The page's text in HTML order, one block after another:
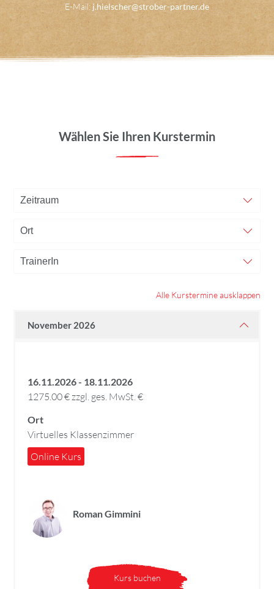
E-Mail: j.hielscher@strober-partner.de
Wählen Sie Ihren Kurstermin
Alle Kurstermine ausklappen
November 2026
16.11.2026 - 18.11.2026
1275.00 € zzgl. ges. MwSt. €
Ort
Virtuelles Klassenzimmer
Online Kurs
Roman Gimmini
Kurs buchen